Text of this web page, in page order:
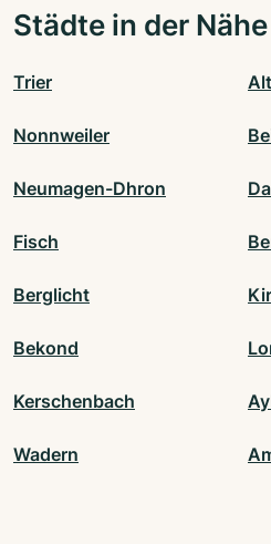
Städte in der Nähe
Trier
Nonnweiler
Neumagen-Dhron
Fisch
Berglicht
Bekond
Kerschenbach
Wadern